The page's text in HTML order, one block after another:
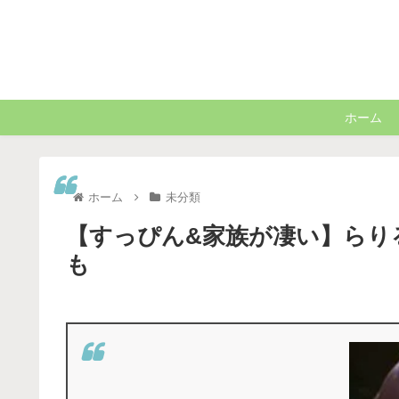
ホーム
ホーム 未分類
【すっぴん&家族が凄い】ら
も